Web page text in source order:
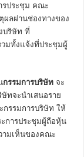
รประชุม คณะ
ผลผ่านช่องทางของ
บริษัท ที่
มทั้งแจ้งที่ประชุมผู้
กรรมการบริษัท จะ
ทจะนำเสนอราย
รรมการบริษัท ให้
การประชุมผู้ถือหุ้น
ามเห็นของคณะ